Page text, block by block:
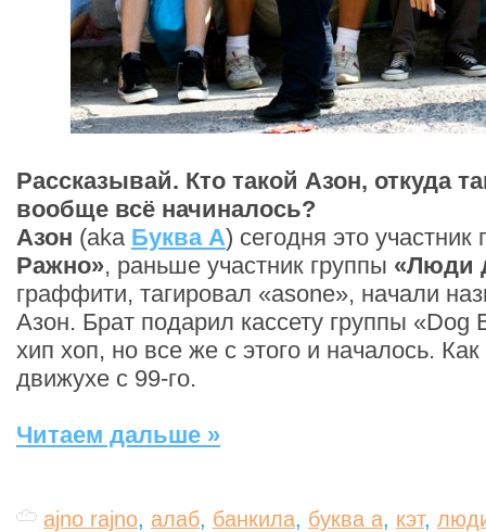
Рассказывай. Кто такой Азон, откуда
вообще всё начиналось?
Азон (aka Буква А) сегодня это
Ражно», раньше участник группы «Люди
граффити, тагировал «asone», начали
Азон. Брат подарил кассету группы «Dog
хип хоп, но все же с этого и началось.
движухе с 99-го.
Читаем дальше »
ajno rajno, алаб, банкила, буква а, кэт,